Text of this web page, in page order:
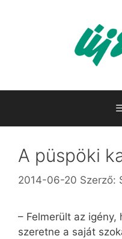
A püspöki
2014-06-20 Szerző:
– Felmerült az igény,
szeretne a saját